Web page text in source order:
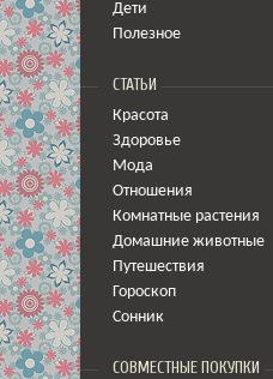
Дети
Полезное
СТАТЬИ
Красота
Здоровье
Мода
Отношения
Комнатные растения
Домашние животные
Путешествия
Гороскоп
Сонник
СОВМЕСТНЫЕ ПОКУПКИ